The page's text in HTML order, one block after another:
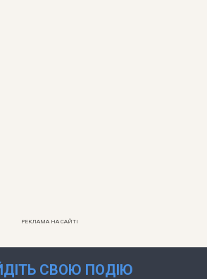
РЕКЛАМА НА САЙТІ
СВОЮ ПОДІЮ